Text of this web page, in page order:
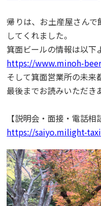
帰りは、お土産屋さんで
してくれました。
箕面ビールの情報は以下
https://www.minoh-
そして箕面営業所の未来
最後までお読みいただき
【説明会・面接・電話
https://saiyo.milight-